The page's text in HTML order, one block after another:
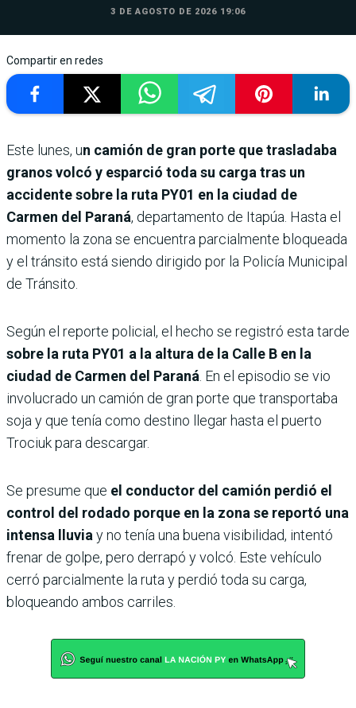
3 DE AGOSTO DE 2026 19:06
Compartir en redes
Este lunes, un camión de gran porte que trasladaba
granos volcó y esparció toda su carga tras un
accidente sobre la ruta PY01 en la ciudad de
Carmen del Paraná, departamento de Itapúa. Hasta el
momento la zona se encuentra parcialmente bloqueada
y el tránsito está siendo dirigido por la Policía Municipal
de Tránsito.
Según el reporte policial, el hecho se registró esta tarde
sobre la ruta PY01 a la altura de la Calle B en la
ciudad de Carmen del Paraná . En el episodio se vio
involucrado un camión de gran porte que transportaba
soja y que tenía como destino llegar hasta el puerto
Trociuk para descargar.
Se presume que el conductor del camión perdió el
control del rodado porque en la zona se reportó una
intensa lluvia y no tenía una buena visibilidad, intentó
frenar de golpe, pero derrapó y volcó. Este vehículo
cerró parcialmente la ruta y perdió toda su carga,
bloqueando ambos carriles.